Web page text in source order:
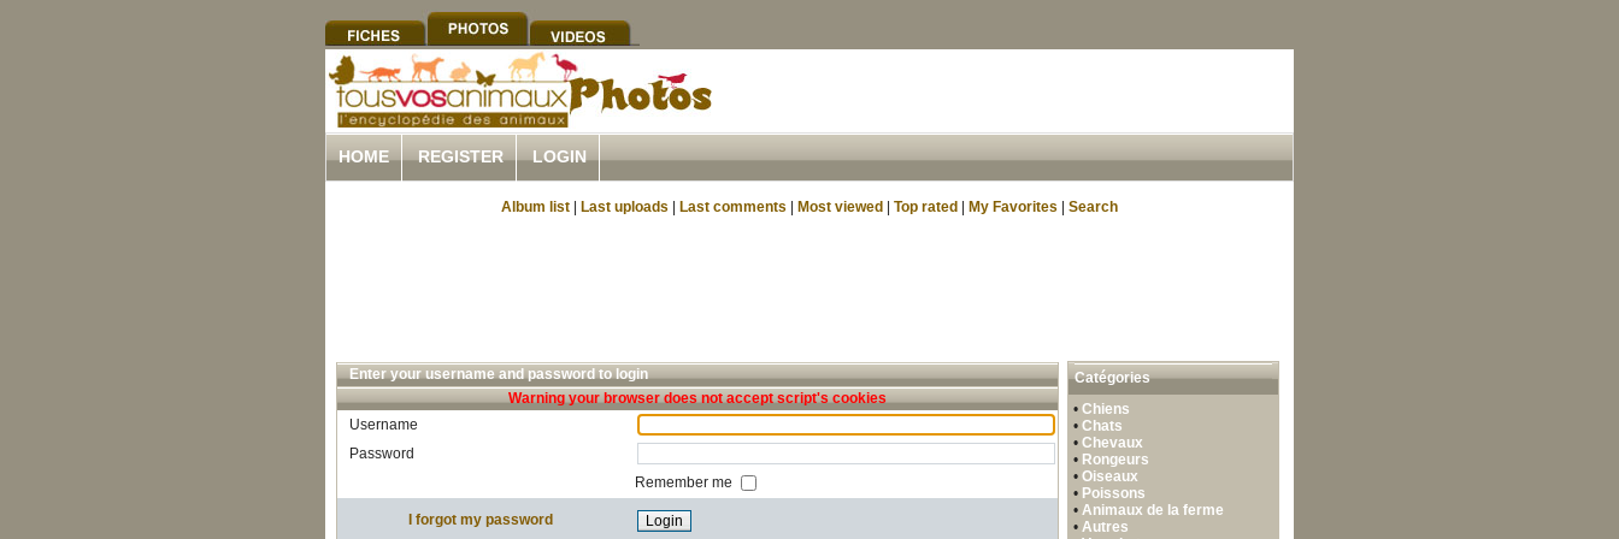
HOME REGISTER LOGIN
Album list Last uploads Last comments Most viewed Top rated My Favorites Search
Enter your username and password to login
Warning your browser does not accept script's cookies
Username
Password
Remember me
I forgot my password
Catégories
•Chiens
•Chats
•Chevaux
• Rongeurs
•Oiseaux
• Poissons
• Animaux de la ferme
• Autres